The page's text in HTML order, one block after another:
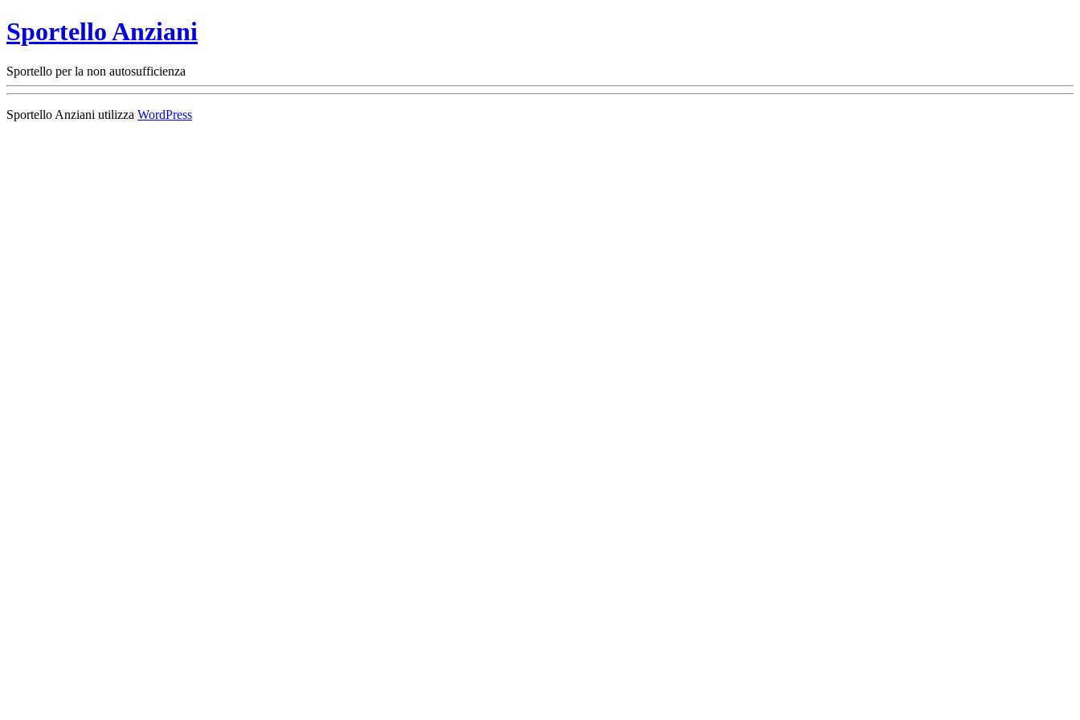
Sportello Anziani
Sportello per la non autosufficienza
Sportello Anziani utilizza WordPress